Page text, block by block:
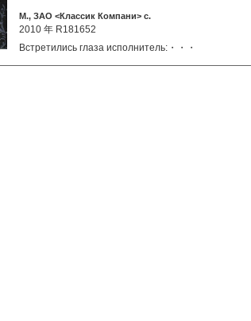
М., ЗАО <Классик Компани> c.
2010 年 R181652
Встретились глаза исполнитель:・・・